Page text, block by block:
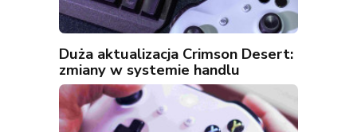
Duża aktualizacja Crimson Desert:
zmiany w systemie handlu